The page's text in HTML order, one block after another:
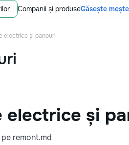
Companii și produseGăsește
electrice și panouri
și
remont.md